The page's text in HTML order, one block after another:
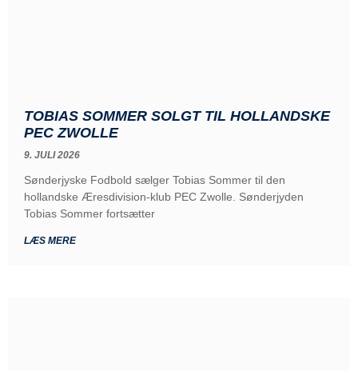
TOBIAS SOMMER SOLGT TIL HOLLANDSKE
PEC ZWOLLE
9. JULI 2026
Sønderjyske Fodbold sælger Tobias Sommer til den
hollandske Æresdivision-klub PEC Zwolle. Sønderjyden
Tobias Sommer fortsætter
LÆS MERE